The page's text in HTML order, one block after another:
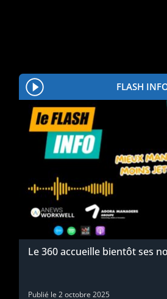
FLASH
Le 360 accueille bientôt ses
Publié le2 octobre 2025